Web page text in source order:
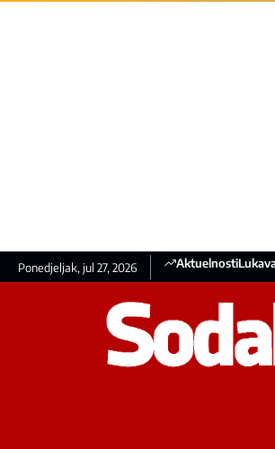
Ponedjeljak, jul 27, 2026 Aktuelnosti